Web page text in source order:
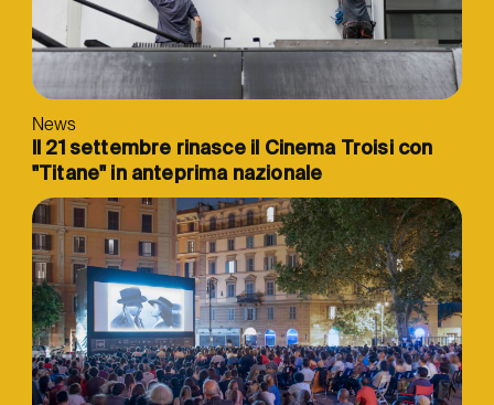
News
Il 21 settembre rinasce il Cinema Troisi con
"Titane" in anteprima nazionale